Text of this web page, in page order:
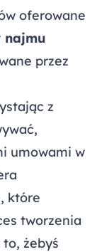
oferowane
najmu
przez
z
umowami w
które
tworzenia
żebyś